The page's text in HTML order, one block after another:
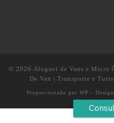
© 2026 Aluguel de Vans e Micro
De Van | Transporte e
Proporcionado por WP –